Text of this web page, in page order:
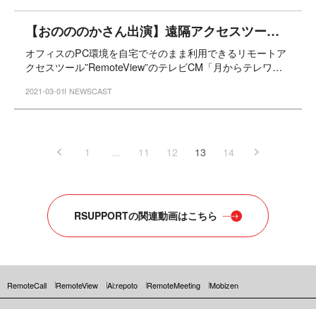
【おのののかさん出演】遠隔アクセスツール「RemoteView」好評のテレビCM、関東地域で3月8日(月)から放映開始！
オフィスのPC環境を自宅でそのまま利用できるリモートア
クセスツール”RemoteView”のテレビCM「月からテレワー
を決定いたしました。
2021-03-01 NEWSCAST
1 11 12 13 14
RSUPPORTの関連動画はこちら
RemoteCall RemoteView Ai:repoto RemoteMeeting Mobizen